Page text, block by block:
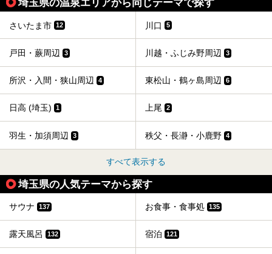
埼玉県の温泉エリアから同じテーマで探す
さいたま市 12 川口 5
戸田・蕨周辺 3 川越・ふじみ野周辺 3
所沢・入間・狭山周辺 4 東松山・鶴ヶ島周辺 6
日高 (埼玉) 1 上尾 2
羽生・加須周辺 3 秩父・長瀞・小鹿野 4
すべて表示する
埼玉県の人気テーマから探す
サウナ 137 お食事・食事処 135
露天風呂 132 宿泊 121